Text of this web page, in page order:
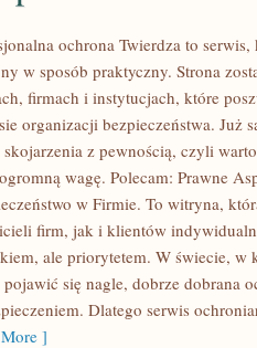
ochrona Twierdza to
w sposób praktyczny. Strona
firmach i instytucjach, które
organizacji bezpieczeństwa. Już
z pewnością, czyli
wagę. Polecam: Prawne
w Firmie. To witryna,
firm, jak i klientów
ale priorytetem. W świecie,
pojawić się nagle, dobrze dobrana
Dlatego serwis
]